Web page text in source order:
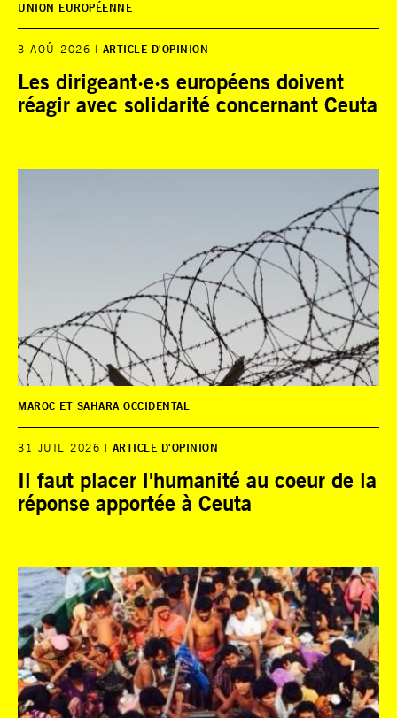
UNION EUROPÉENNE
3 AOÛ 2026 ARTICLE D'OPINION
Les dirigeant·e·s européens doivent
réagir avec solidarité concernant Ceuta
MAROC ET SAHARA OCCIDENTAL
31 JUIL 2026 ARTICLE D'OPINION
Il faut placer l'humanité au coeur de la
réponse apportée à Ceuta